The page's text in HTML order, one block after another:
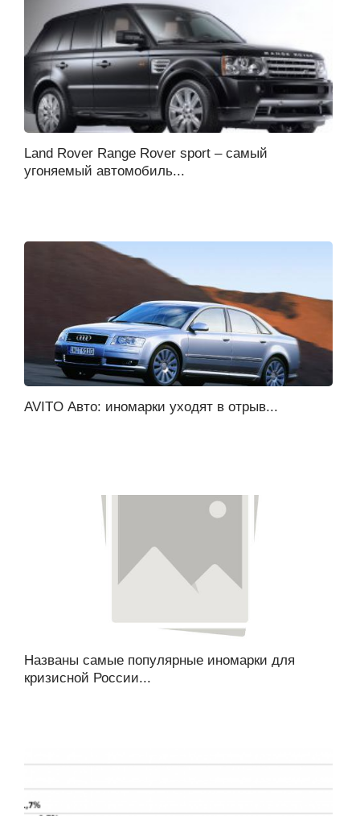
Land Rover Range Rover sport – самый
угоняемый автомобиль...
AVITO Авто: иномарки уходят в отрыв...
Названы самые популярные иномарки для
кризисной России...